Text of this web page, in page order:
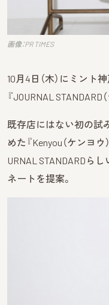
画像：PR TIMES
10月4日（木）にミント
『JOURNAL STANDARD
既存店にはない初の試
めた『Kenyou（ケンヨ
URNAL STANDARDら
ネートを提案。